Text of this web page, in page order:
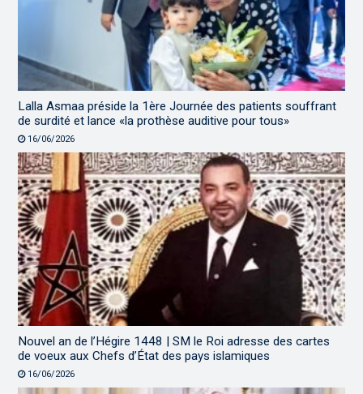
Lalla Asmaa préside la 1ère Journée des patients souffrant
de surdité et lance «la prothèse auditive pour tous»
16/06/2026
Nouvel an de l’Hégire 1448 | SM le Roi adresse des cartes
de voeux aux Chefs d’État des pays islamiques
16/06/2026